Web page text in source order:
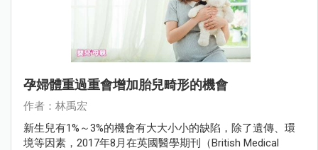
孕婦體重過重會增加胎兒畸形的機會
作者：林禹宏
新生兒有1%～3%的機會有大大小小的缺陷，除了遺傳、環
境等因素，2017年8月在英國醫學期刊（British Medical